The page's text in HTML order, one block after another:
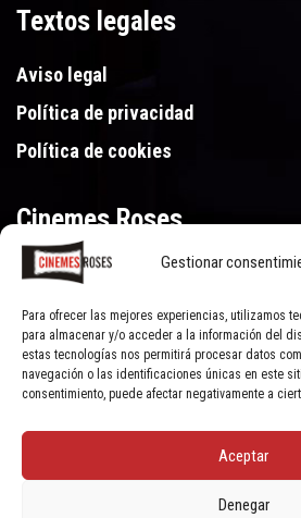
Gestionar
Para ofrecer las mejores experiencias, utilizamos
para almacenar y/o acceder a la información del
estas tecnologías nos permitirá procesar datos
navegación o las identificaciones únicas en este
consentimiento, puede afectar negativamente a
Aceptar
Denegar
Textos legales
Aviso legal
Política de privacidad
Política de cookies
Cinemes Roses
Gran Via de Pau Casals 250,
972 15 46 46
© Cinemes Roses - 2022, all rights reserved |